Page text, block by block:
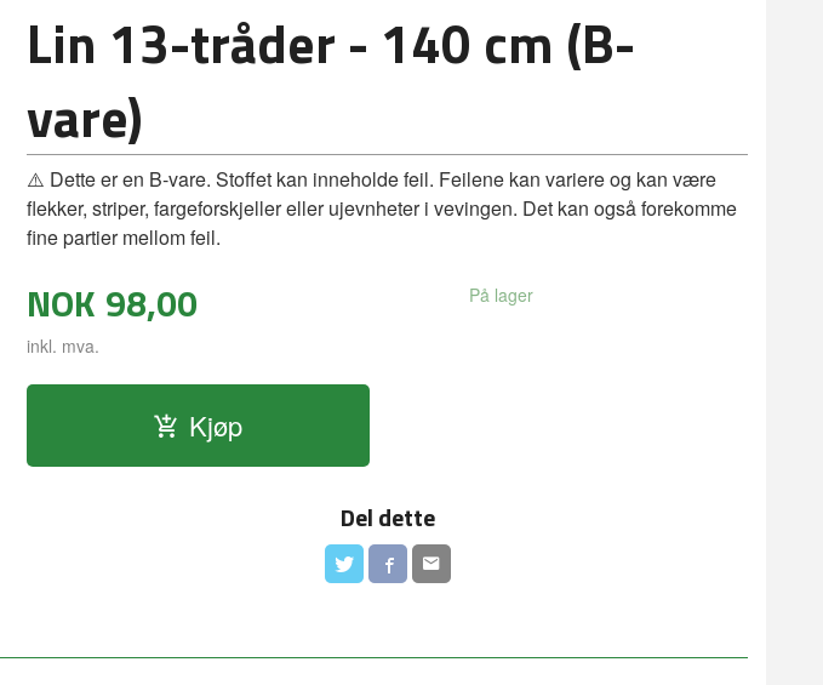
Lin 13-tråder - 140 cm (B-
vare)
⚠️ Dette er en B‑vare. Stoffet kan inneholde feil. Feilene kan variere og kan være
flekker, striper, fargeforskjeller eller ujevnheter i vevingen. Det kan også forekomme
fine partier mellom feil.
NOK 98,00
inkl. mva.
På lager
Kjøp
Del dette